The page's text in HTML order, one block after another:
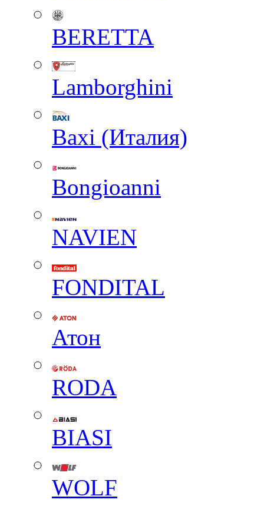
BERETTA
Lamborghini
Baxi (Италия)
Вongioanni
NAVIEN
FONDITAL
Атон
RODA
BIASI
WOLF